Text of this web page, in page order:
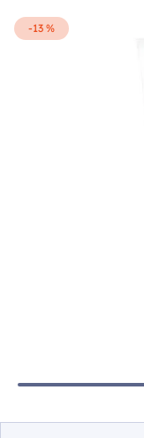
-13 %